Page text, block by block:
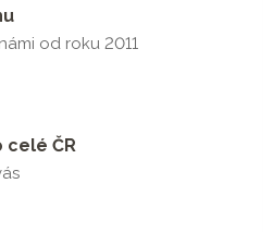
od roku 2011
celé ČR